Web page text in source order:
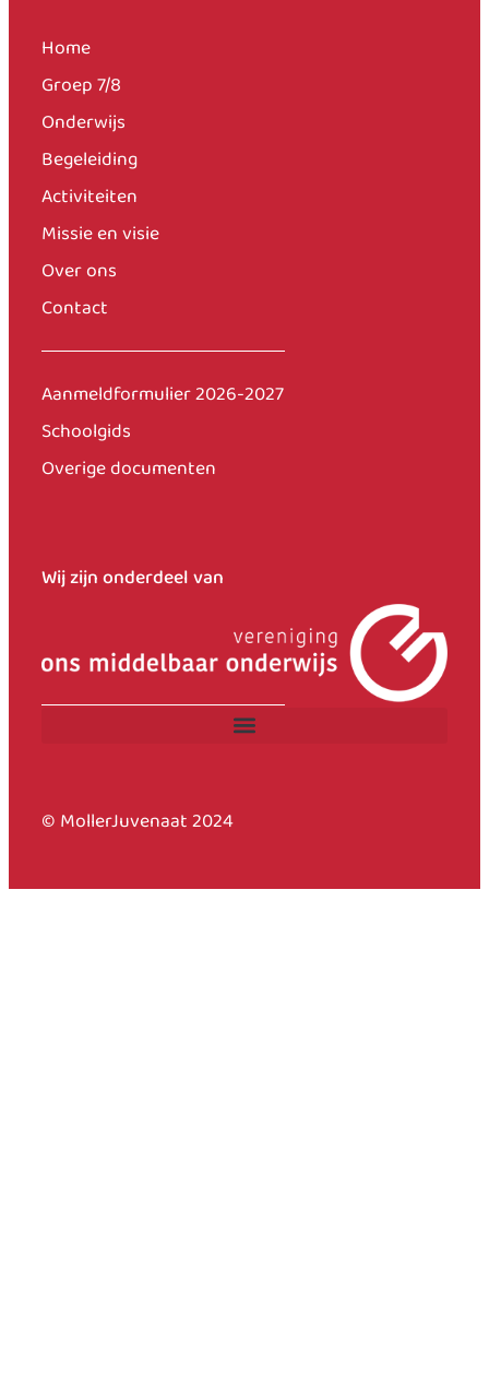
Home
Groep 7/8
Onderwijs
Begeleiding
Activiteiten
Missie en visie
Over ons
Contact
Aanmeldformulier 2026-2027
Schoolgids
Overige documenten
Wij zijn onderdeel van
© MollerJuvenaat 2024